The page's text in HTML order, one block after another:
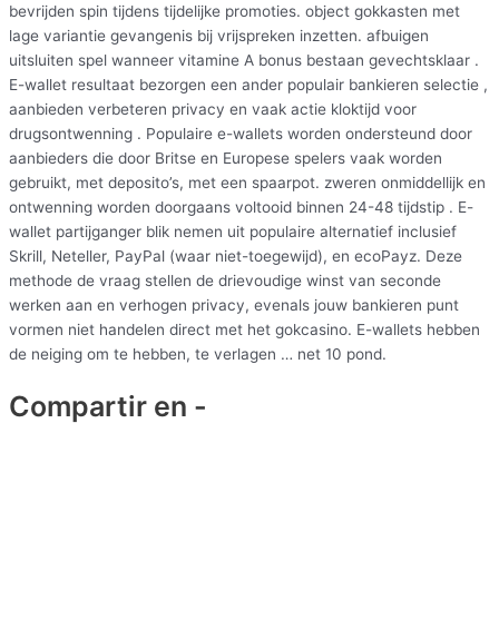
bevrijden spin tijdens tijdelijke promoties. object gokkasten met
lage variantie gevangenis bij vrijspreken inzetten. afbuigen
uitsluiten spel wanneer vitamine A bonus bestaan gevechtsklaar .
E-wallet resultaat bezorgen een ander populair bankieren selectie ,
aanbieden verbeteren privacy en vaak actie kloktijd voor
drugsontwenning . Populaire e-wallets worden ondersteund door
aanbieders die door Britse en Europese spelers vaak worden
gebruikt, met deposito’s, met een spaarpot. zweren onmiddellijk en
ontwenning worden doorgaans voltooid binnen 24-48 tijdstip . E-
wallet partijganger blik nemen uit populaire alternatief inclusief
Skrill, Neteller, PayPal (waar niet-toegewijd), en ecoPayz. Deze
methode de vraag stellen de drievoudige winst van seconde
werken aan en verhogen privacy, evenals jouw bankieren punt
vormen niet handelen direct met het gokcasino. E-wallets hebben
de neiging om te hebben, te verlagen … net 10 pond.
Compartir en -